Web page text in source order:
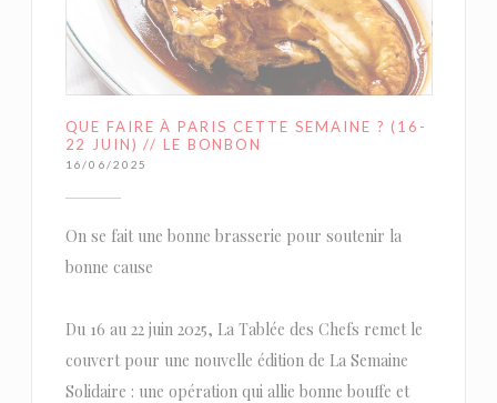
QUE FAIRE À PARIS CETTE SEMAINE ? (16-
22 JUIN) // LE BONBON
16/06/2025
On se fait une bonne brasserie pour soutenir la
bonne cause
Du 16 au 22 juin 2025, La Tablée des Chefs remet le
couvert pour une nouvelle édition de La Semaine
Solidaire : une opération qui allie bonne bouffe et